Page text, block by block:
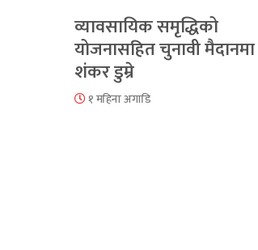
व्यावसायिक समृद्धिको
योजनासहित चुनावी मैदानमा
शंकर डुम्रे
१ महिना अगाडि